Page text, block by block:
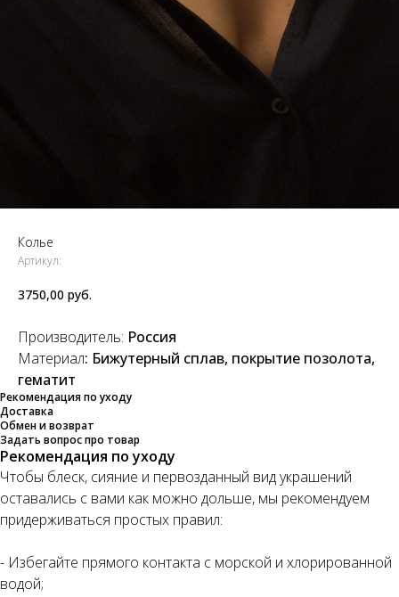
Колье
Артикул:
3750,00 руб.
Производитель: Россия
Материал: Бижутерный сплав, покрытие позолота,
гематит
Рекомендация по уходу
Доставка
Обмен и возврат
Задать вопрос про товар
Рекомендация по уходу
Чтобы блеск, сияние и первозданный вид украшений
оставались с вами как можно дольше, мы рекомендуем
придерживаться простых правил:
- Избегайте прямого контакта с морской и хлорированной
водой;